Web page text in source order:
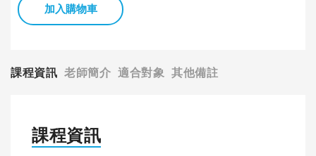
加入購物車
課程資訊 老師簡介 適合對象 其他備註
課程資訊